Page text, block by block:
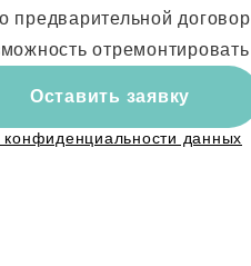
Оставить заявку
конфиденциальности данных